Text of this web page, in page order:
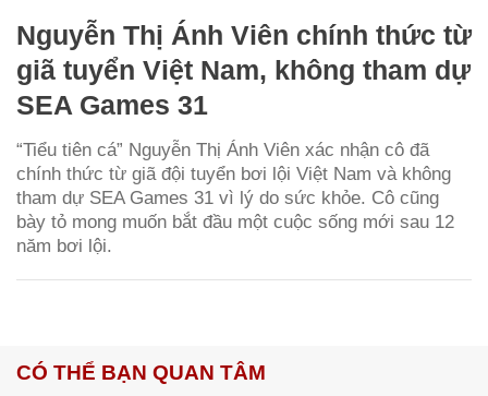
Nguyễn Thị Ánh Viên chính thức từ
giã tuyển Việt Nam, không tham dự
SEA Games 31
“Tiểu tiên cá” Nguyễn Thị Ánh Viên xác nhận cô đã
chính thức từ giã đội tuyển bơi lội Việt Nam và không
tham dự SEA Games 31 vì lý do sức khỏe. Cô cũng
bày tỏ mong muốn bắt đầu một cuộc sống mới sau 12
năm bơi lội.
CÓ THỂ BẠN QUAN TÂM